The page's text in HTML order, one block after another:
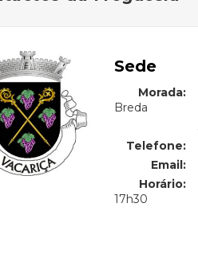
Sede
Morada:
Breda
Telefone:
Email:
Horário:
17h30